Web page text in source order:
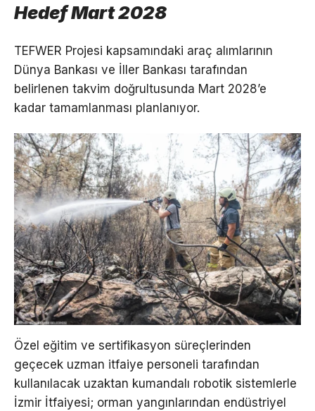
Hedef Mart 2028
TEFWER Projesi kapsamındaki araç alımlarının
Dünya Bankası ve İller Bankası tarafından
belirlenen takvim doğrultusunda Mart 2028’e
kadar tamamlanması planlanıyor.
Özel eğitim ve sertifikasyon süreçlerinden
geçecek uzman itfaiye personeli tarafından
kullanılacak uzaktan kumandalı robotik sistemlerle
İzmir İtfaiyesi; orman yangınlarından endüstriyel